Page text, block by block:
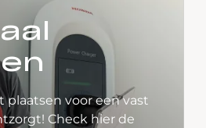
plaatsen voor een vast
Check hier de